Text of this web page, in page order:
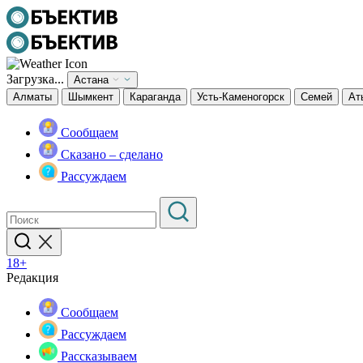
Загрузка...
Астана
Алматы
Шымкент Караганда Усть-Каменогорск Семей
Сообщаем
Сказано – сделано
Рассуждаем
18+
Редакция
Сообщаем
Рассуждаем
Рассказываем